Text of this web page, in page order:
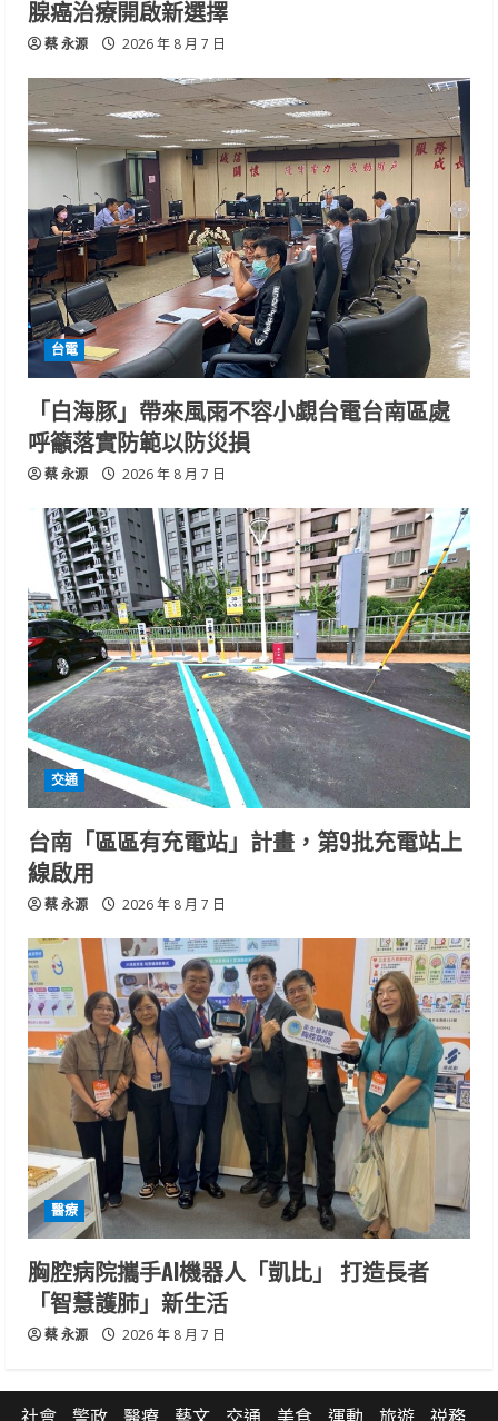
腺癌治療開啟新選擇
蔡 永源 2026 年 8 月 7 日
台電
「白海豚」帶來風雨不容小覷台電台南區處
呼籲落實防範以防災損
蔡 永源 2026 年 8 月 7 日
交通
台南「區區有充電站」計畫，第9批充電站上
線啟用
蔡 永源 2026 年 8 月 7 日
醫療
胸腔病院攜手AI機器人「凱比」 打造長者
「智慧護肺」新生活
蔡 永源 2026 年 8 月 7 日